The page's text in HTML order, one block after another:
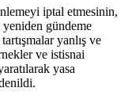
iptal etmesinin,
yeniden gündeme
yanlış ve
ve istisnai
yasa